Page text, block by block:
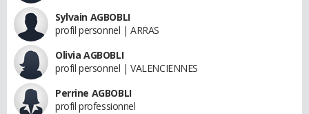
Sylvain AGBOBLI
profil personnel | ARRAS
Olivia AGBOBLI
profil personnel | VALENCIENNES
Perrine AGBOBLI
profil professionnel